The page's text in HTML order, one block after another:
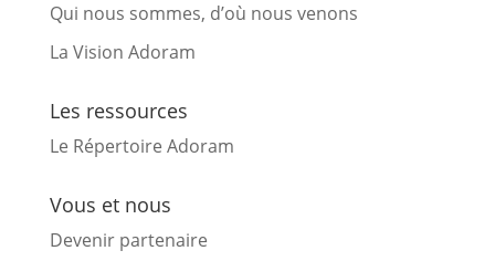
Qui nous sommes, d’où nous venons
La Vision Adoram
Les ressources
Le Répertoire Adoram
Vous et nous
Devenir partenaire